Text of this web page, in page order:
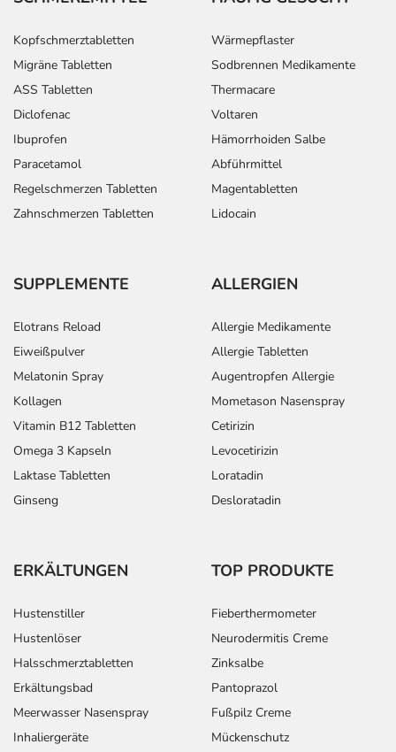
Kopfschmerztabletten
Migräne Tabletten
ASS Tabletten
Diclofenac
Ibuprofen
Paracetamol
Regelschmerzen Tabletten
Zahnschmerzen Tabletten
Wärmepflaster
Sodbrennen Medikamente
Thermacare
Voltaren
Hämorrhoiden Salbe
Abführmittel
Magentabletten
Lidocain
SUPPLEMENTE
Elotrans Reload
Eiweißpulver
Melatonin Spray
Kollagen
Vitamin B12 Tabletten
Omega 3 Kapseln
Laktase Tabletten
Ginseng
ALLERGIEN
Allergie Medikamente
Allergie Tabletten
Augentropfen Allergie
Mometason Nasenspray
Cetirizin
Levocetirizin
Loratadin
Desloratadin
ERKÄLTUNGEN
Hustenstiller
Hustenlöser
Halsschmerztabletten
Erkältungsbad
Meerwasser Nasenspray
Inhaliergeräte
TOP PRODUKTE
Fieberthermometer
Neurodermitis Creme
Zinksalbe
Pantoprazol
Fußpilz Creme
Mückenschutz